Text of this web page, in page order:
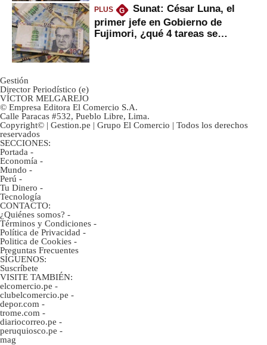
PLUS G
Sunat: César Luna, el
primer jefe en Gobierno de
Fujimori, ¿qué 4 tareas se
Gestión
Director Periodístico (e)
VÍCTOR MELGAREJO
© Empresa Editora El Comercio S.A.
Calle Paracas #532, Pueblo Libre, Lima.
Copyright© | Gestion.pe | Grupo El Comercio | Todos los derechos
reservados
SECCIONES:
Portada -
Economía -
Mundo -
Perú -
Tu Dinero -
Tecnología
CONTACTO:
¿Quiénes somos? -
Términos y Condiciones -
Política de Privacidad -
Politica de Cookies -
Preguntas Frecuentes
SÍGUENOS:
Suscríbete
VISITE TAMBIÉN:
elcomercio.pe -
clubelcomercio.pe -
depor.com -
trome.com -
diariocorreo.pe -
peruquiosco.pe -
mag